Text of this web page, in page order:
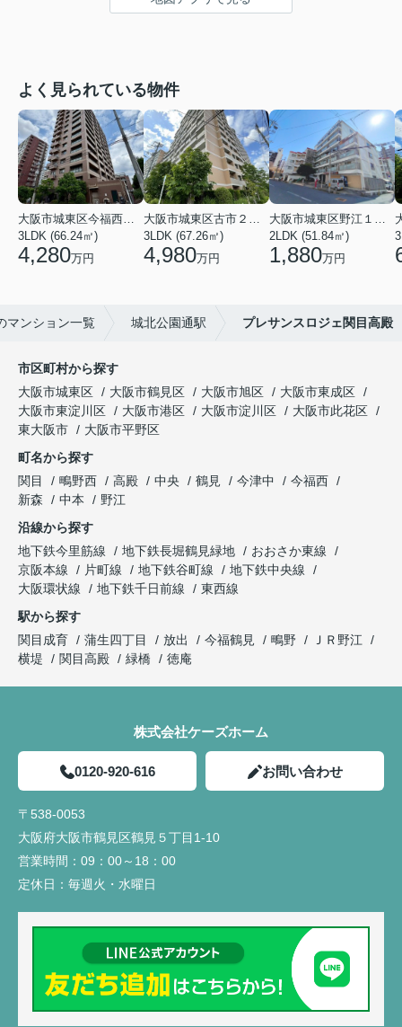
よく見られている物件
大阪市城東区今福西６丁目
3LDK (66.24㎡)
4,280万円
大阪市城東区古市２丁目
3LDK (67.26㎡)
4,980万円
大阪市城東区野江１丁目
2LDK (51.84㎡)
1,880万円
マンション一覧 城北公園通駅 プレサンスロジェ関目高殿
市区町村から探す
大阪市城東区
大阪市鶴見区 大阪市旭区
大阪市東成区
大阪市東淀川区
大阪市港区 大阪市淀川区
大阪市此花区
東大阪市
大阪市平野区
町名から探す
関目
鴫野西 高殿 中央 鶴見 今津中
今福西
新森
中本
野江
沿線から探す
地下鉄今里筋線
地下鉄長堀鶴見緑地
おおさか東線
京阪本線
片町線 地下鉄谷町線
地下鉄中央線
大阪環状線
地下鉄千日前線
東西線
駅から探す
関目成育
蒲生四丁目 放出 今福鶴見 鴫野
ＪＲ野江
横堤
関目高殿 緑橋 徳庵
株式会社ケーズホーム
0120-920-616 お問い合わせ
〒538-0053
大阪府大阪市鶴見区鶴見５丁目1-10
営業時間： 09：00～18：00
定休日： 毎週火・水曜日